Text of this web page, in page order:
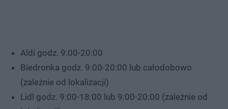
Aldi godz. 9:00-20:00
Biedronka godz. 9:00-20:00 lub całodobowo
(zależnie od lokalizacji)
Lidl godz. 9:00-18:00 lub 9:00-20:00 (zależnie od